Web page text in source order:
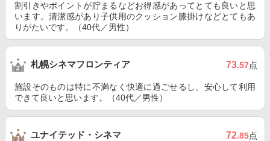
割引きやポイントが貯まるなどお得感があってとても良いと思
います。清潔感があり子供用のクッション膝掛けなどとてもあ
りがたいです。（40代／男性）
札幌シネマフロンティア 73.57点
施設そのものは特に不満なく快適に過ごせるし、安心して利用
できて良いと思います。（40代／男性）
ユナイテッド・シネマ 72.85点